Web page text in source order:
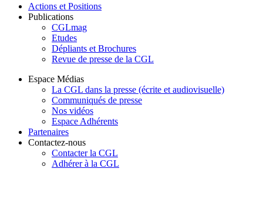
Actions et Positions
Publications
CGLmag
Etudes
Dépliants et Brochures
Revue de presse de la CGL
Espace Médias
La CGL dans la presse (écrite et audiovisuelle)
Communiqués de presse
Nos vidéos
Espace Adhérents
Partenaires
Contactez-nous
Contacter la CGL
Adhérer à la CGL